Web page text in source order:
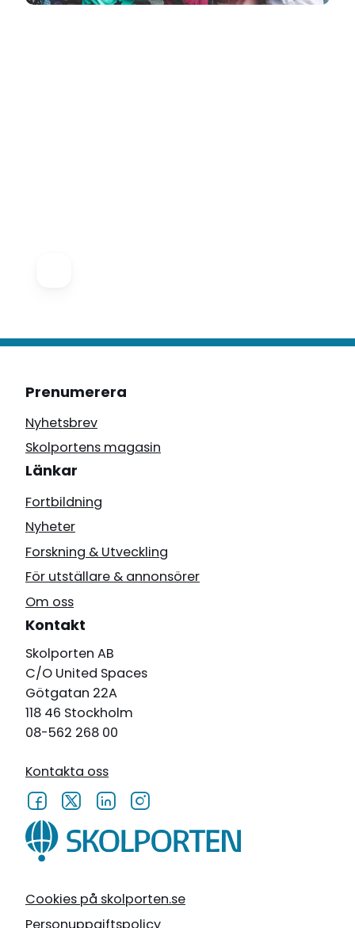
Cookies på skolporten.se
Personuppgiftspolicy
Prenumerera
Nyhetsbrev
Skolportens magasin
Länkar
Fortbildning
Nyheter
Forskning & Utveckling
För utställare & annonsörer
Om oss
Kontakt
Skolporten AB
C/O United Spaces
Götgatan 22A
118 46 Stockholm
08-562 268 00
Kontakta oss